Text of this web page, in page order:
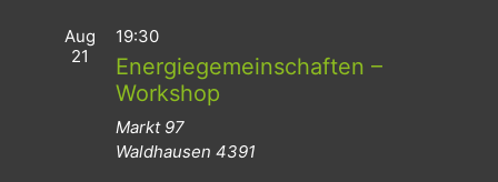
Aug
21
19:30
Energiegemeinschaften –
Workshop
Markt 97
Waldhausen 4391